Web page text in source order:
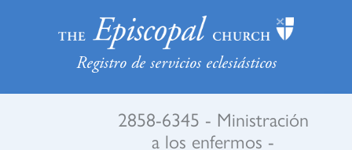
Registro de servicios eclesiásticos
2858-6345 - Ministración
a los enfermos -